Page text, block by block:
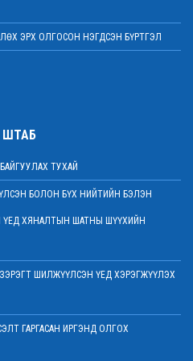
82 хувь нь ХАСХОМ мэдүүлээд
Холбооноос Монгол Улсад суугаа
талаар санал солилцов
дэвшигчийн материал хүлээн авах
сургалт, судалгаа, мэдээллийн
ЭРХ ОЛГОСОН НЭГДСЭН БҮРТГЭЛ
ШТАБ
ТУХАЙ
БОЛОН БҮХ НИЙТИЙН БЭЛЭН
ХЯНАЛТЫН ШАТНЫ ШҮҮХИЙН
ШИЛЖҮҮЛСЭН ҮЕД ХЭРЭГЖҮҮЛЭХ
ГАРГАСАН ИРГЭНД ОЛГОХ